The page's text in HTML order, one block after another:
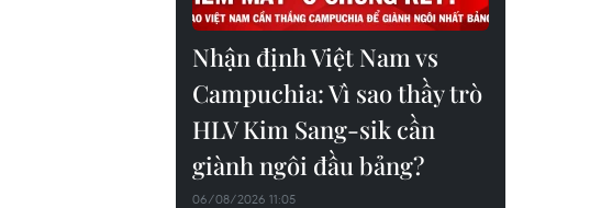
Nhận định Việt Nam vs
Campuchia: Vì sao thầy trò
HLV Kim Sang-sik cần
giành ngôi đầu bảng?
06/08/2026 11:05